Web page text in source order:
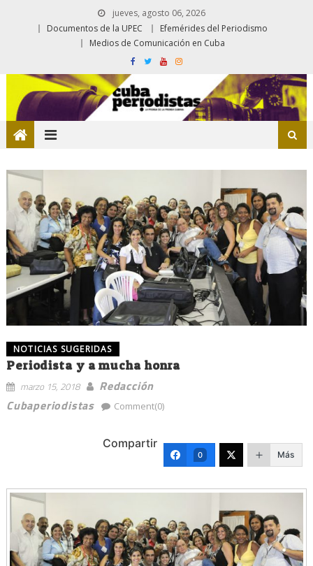
jueves, agosto 06, 2026
Documentos de la UPEC
Efemérides del Periodismo
Medios de Comunicación en Cuba
NOTICIAS SUGERIDAS
Periodista y a mucha honra
marzo 15, 2018
Redacción
Cubaperiodistas
Comment(0)
Compartir
0 Más